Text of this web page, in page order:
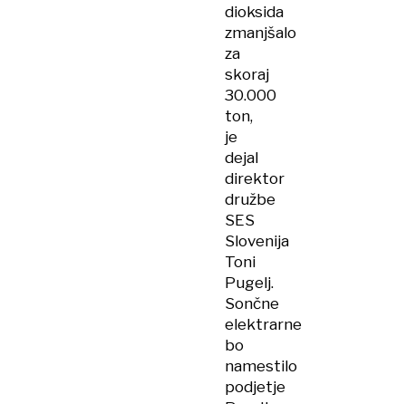
dioksida
zmanjšalo
za
skoraj
30.000
ton,
je
dejal
direktor
družbe
SES
Slovenija
Toni
Pugelj.
Sončne
elektrarne
bo
namestilo
podjetje